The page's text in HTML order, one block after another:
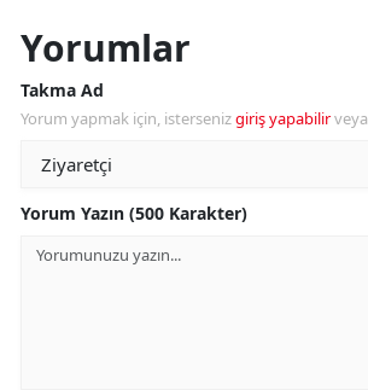
Yorumlar
Takma Ad
Yorum yapmak için, istersenizgiriş yapabilirveya
Yorum Yazın (500 Karakter)